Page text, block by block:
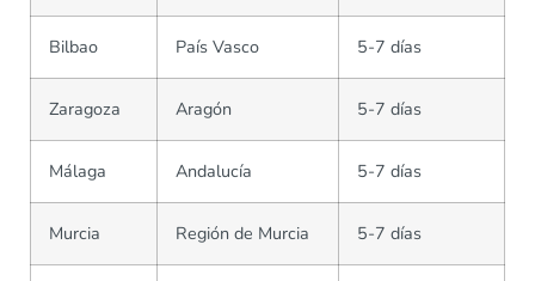
Bilbao País Vasco 5-7 días
Zaragoza Aragón 5-7 días
Málaga Andalucía 5-7 días
Murcia Región de Murcia 5-7 días